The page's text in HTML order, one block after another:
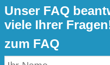
Unser FAQ
viele Ihrer
zum FAQ